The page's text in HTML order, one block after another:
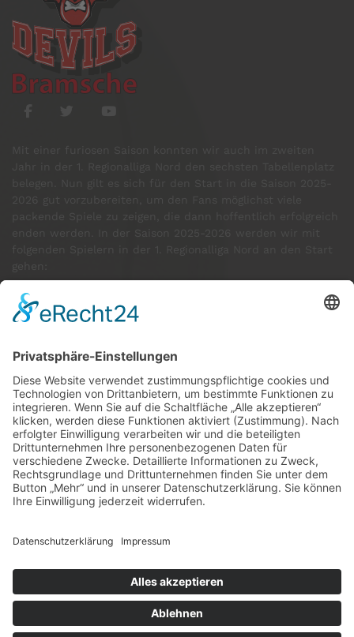
Mit einer furiosen Saison konnten wir auch im zweiten
Jahr in der 1. Regionalliga Nord den sechsten Tabellenplatz
packende Spiele zu zeigen, die dann hoffentlich erfolgreich
GÄSTE ONLINE
Aktuell:5 Gäste
Rekord: 922 Gäste am 30. Mai 2026 @ 21:22
LETZTEMATCHES
DBV CHARLOTTENBURG 79 60 RED DEVILS
Umsetzung:www.mumbomedia.de